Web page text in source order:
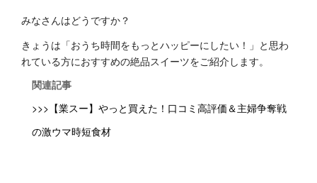
みなさんはどうですか？
きょうは「おうち時間をもっとハッピーにしたい！」と思わ
れている方におすすめの絶品スイーツをご紹介します。
関連記事
>>>【業スー】やっと買えた！口コミ高評価＆主婦争奪戦
の激ウマ時短食材